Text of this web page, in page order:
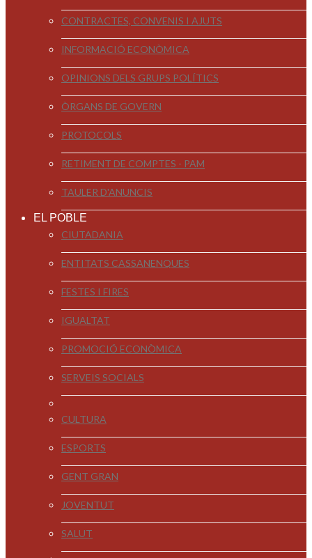
CONTRACTES, CONVENIS I AJUTS
INFORMACIÓ ECONÒMICA
OPINIONS DELS GRUPS POLÍTICS
ÒRGANS DE GOVERN
PROTOCOLS
RETIMENT DE COMPTES - PAM
TAULER D'ANUNCIS
EL POBLE
CIUTADANIA
ENTITATS CASSANENQUES
FESTES I FIRES
IGUALTAT
PROMOCIÓ ECONÒMICA
SERVEIS SOCIALS
CULTURA
ESPORTS
GENT GRAN
JOVENTUT
SALUT